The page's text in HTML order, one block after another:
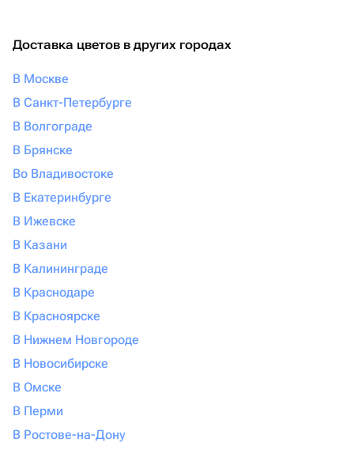
Доставка цветов в других городах
В Москве
В Санкт-Петербурге
В Волгограде
В Брянске
Во Владивостоке
В Екатеринбурге
В Ижевске
В Казани
В Калининграде
В Краснодаре
В Красноярске
В Нижнем Новгороде
В Новосибирске
В Омске
В Перми
В Ростове-на-Дону